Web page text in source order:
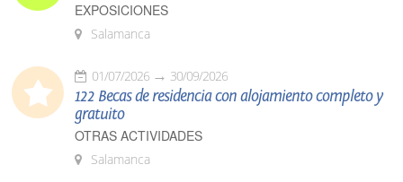
EXPOSICIONES
Salamanca
01/07/2026 30/09/2026
122 Becas de residencia con alojamiento completo y
gratuito
OTRAS ACTIVIDADES
Salamanca